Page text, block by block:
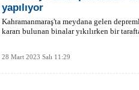
yapılıyor
Kahramanmaraş'ta meydana gelen
kararı bulunan binalar yıkılırken bir
28 Mart 2023 Salı 11:29